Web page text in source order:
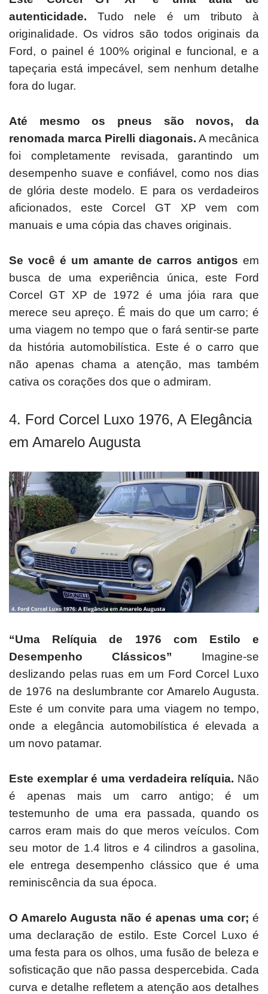
autenticidade. Tudo nele é um tributo à
originalidade. Os vidros são todos originais da
Ford, o painel é 100% original e funcional, e a
tapeçaria está impecável, sem nenhum detalhe
fora do lugar.
Até mesmo os pneus são novos, da
renomada marca Pirelli diagonais. A mecânica
foi completamente revisada, garantindo um
desempenho suave e confiável, como nos dias
de glória deste modelo. E para os verdadeiros
aficionados, este Corcel GT XP vem com
manuais e uma cópia das chaves originais.
Se você é um amante de carros antigos em
busca de uma experiência única, este Ford
Corcel GT XP de 1972 é uma jóia rara que
merece seu apreço. É mais do que um carro; é
uma viagem no tempo que o fará sentir-se parte
da história automobilística. Este é o carro que
não apenas chama a atenção, mas também
cativa os corações dos que o admiram.
4. Ford Corcel Luxo 1976, A Elegância
em Amarelo Augusta
“Uma Relíquia de 1976 com Estilo e
Desempenho Clássicos” Imagine-se
deslizando pelas ruas em um Ford Corcel Luxo
de 1976 na deslumbrante cor Amarelo Augusta.
Este é um convite para uma viagem no tempo,
onde a elegância automobilística é elevada a
um novo patamar.
Este exemplar é uma verdadeira relíquia. Não
é apenas mais um carro antigo; é um
testemunho de uma era passada, quando os
carros eram mais do que meros veículos. Com
seu motor de 1.4 litros e 4 cilindros a gasolina,
ele entrega desempenho clássico que é uma
reminiscência da sua época.
O Amarelo Augusta não é apenas uma cor; é
uma declaração de estilo. Este Corcel Luxo é
uma festa para os olhos, uma fusão de beleza e
sofisticação que não passa despercebida. Cada
curva e detalhe refletem a atenção aos detalhes